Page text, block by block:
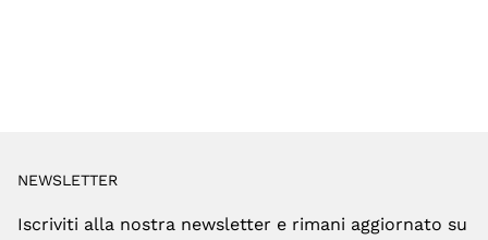
NEWSLETTER
Iscriviti alla nostra newsletter e rimani aggiornato su